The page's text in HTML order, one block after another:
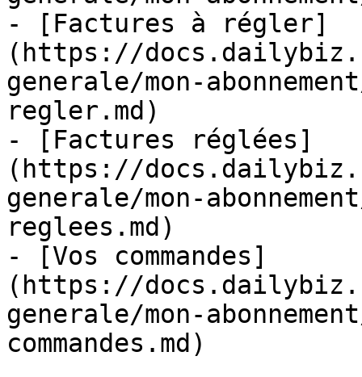
- [Factures à régler]
(https://
generale/mon-
regler.md)
- [Factures réglées]
(https://
generale/mon-
reglees.md)
- [Vos commandes]
(https://
generale/mon-
commandes.md)